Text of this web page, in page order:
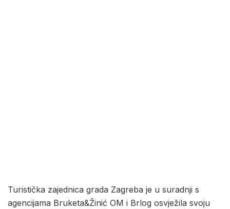
Turistička zajednica grada Zagreba je u suradnji s
agencijama Bruketa&Žinić OM i Brlog osvježila svoju